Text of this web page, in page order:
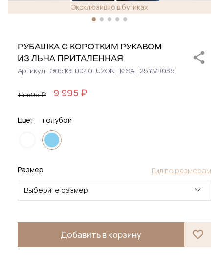
Эксклюзивно в бутиках
РУБАШКА С КОРОТКИМ РУКАВОМ
ИЗ ЛЬНА ПРИТАЛЕННАЯ
Артикул G051GL0040LUZON_KISA_25Y.VR036
14 995 ₽ 9 995 ₽
Цвет: голубой
Гид по размерам
Размер
Выберите размер
Добавить в корзину